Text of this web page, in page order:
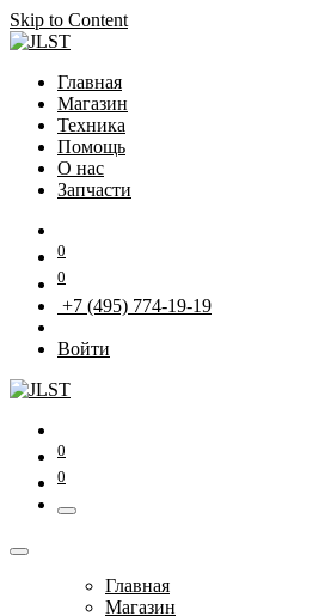
Skip to Content
Главная
Магазин
Техника
Помощь
О нас
Запчасти
0
0
+7 (495) 774-19-19
Войти
0
0
Главная
Магазин